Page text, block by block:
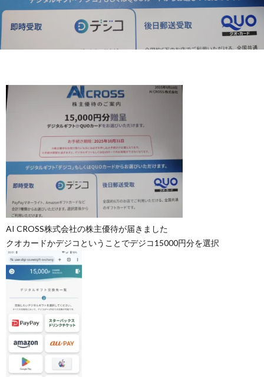
AI CROSS株式会社の株主優待が届きました
クオカードかデジコということでデジコ15000円分を選択